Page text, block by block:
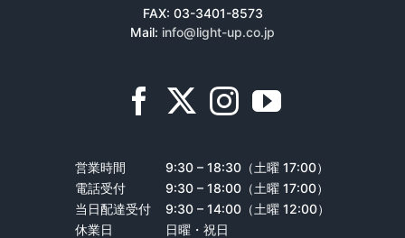
FAX: 03-3401-8573
Mail: info@light-up.co.jp
営業時間
9:30 – 18:30（土曜 17:00）
電話受付
9:30 – 18:00（土曜 17:00）
当日配達受付
9:30 – 14:00（土曜 12:00）
休業日
日曜・祝日